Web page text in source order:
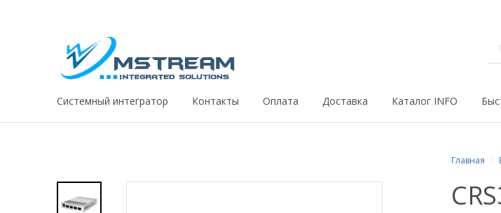
Системный интегратор Контакты Оплата Доставка Каталог INFO
Главная